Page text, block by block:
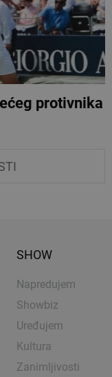
protivnika
SHOW
Napredujem
Showbiz
Uređujem
Kultura
Zanimljivosti